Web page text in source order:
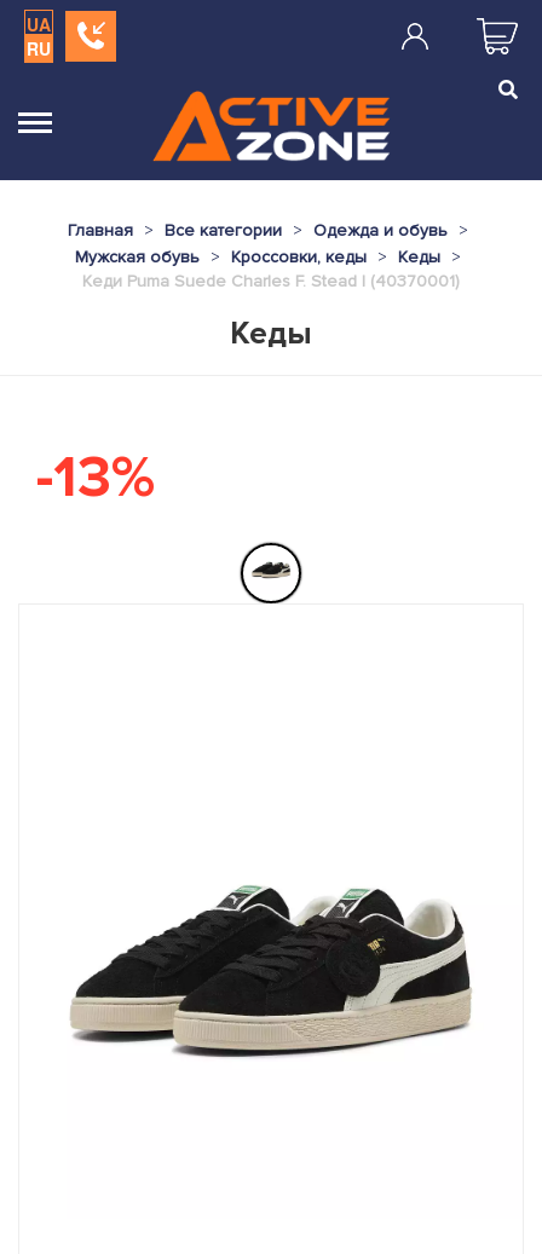
UA
RU
Главная Все категории
Одежда и обувь
Мужская обувь
Кроссовки, кеды
Кеды
Кеди Puma Suede Charles F. Stead I (40370001)
Кеды
-13%